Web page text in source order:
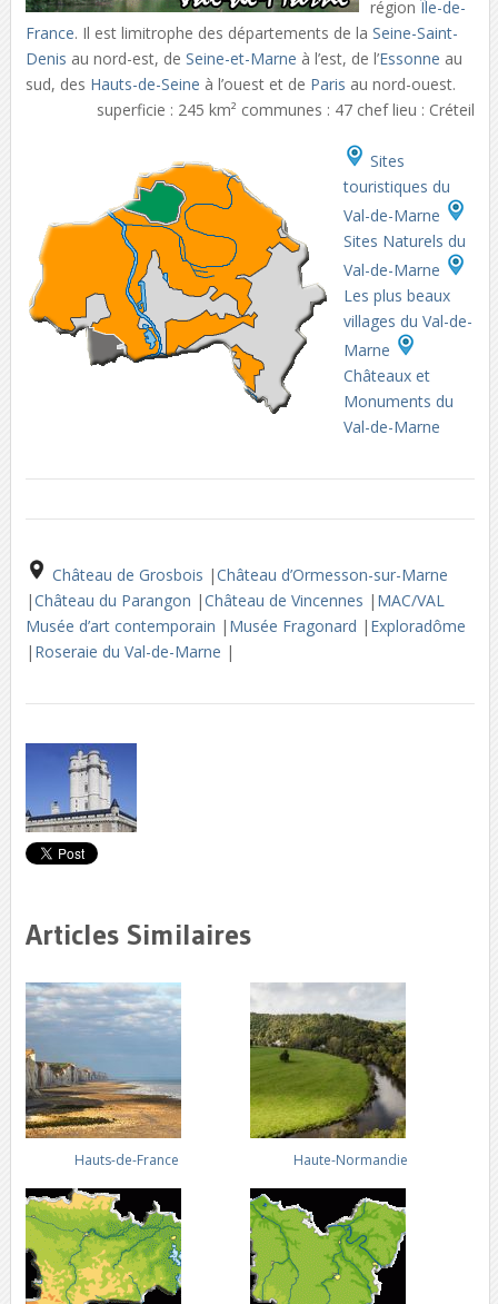
région Île-de-
France. Il est limitrophe des départements de la Seine-Saint-
Denis au nord-est, de Seine-et-Marne à l’est, de l’Essonne au
sud, des Hauts-de-Seine à l’ouest et de Paris au nord-ouest.
superficie : 245 km² communes : 47 chef lieu : Créteil
Sites
touristiques du
Val-de-Marne
Sites Naturels du
Val-de-Marne
Les plus beaux
villages du Val-de-
Marne
Châteaux et
Monuments du
Val-de-Marne
Château de Grosbois |Château d’Ormesson-sur-Marne
|Château du Parangon |Château de Vincennes | MAC/VAL
Musée d’art contemporain | Musée Fragonard | Exploradôme
| Roseraie du Val-de-Marne |
Articles Similaires
Hauts-de-France Haute-Normandie